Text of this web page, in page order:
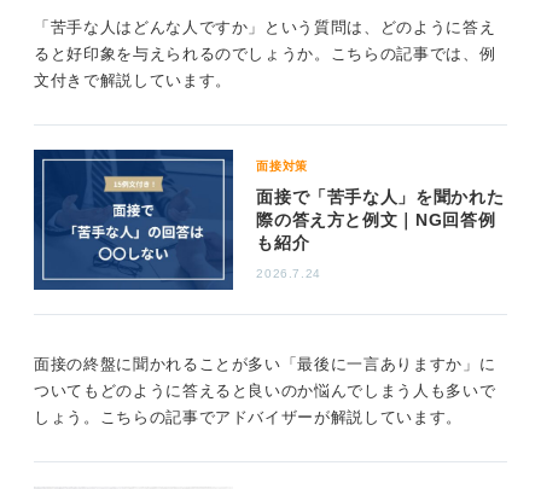
う
ーム全体の成果が下がる恐れがあるため苦手意識をおぼ
えます」と伝えます。
続けて「しかし、前職のプロジェクトで同様の同僚と組
んだときは、初期段階で役割と期日を文書化し、成果物
を数値で共有した結果、互いの期待値がそろいスムーズ
に進行しました」と語れば、課題を感じながらも建設的
置き、対人課題への適応力を強調することです。
0
「苦手な人はどんな人ですか」という質問は、どのように答え
ると好印象を与えられるのでしょうか。こちらの記事では、例
文付きで解説しています。
面接対策
面接で「苦手な人」を聞かれた
際の答え方と例文｜NG回答例
も紹介
2026.7.24
面接の終盤に聞かれることが多い「最後に一言ありますか」に
ついてもどのように答えると良いのか悩んでしまう人も多いで
しょう。こちらの記事でアドバイザーが解説しています。